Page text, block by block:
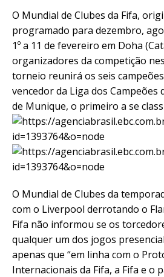
O Mundial de Clubes da Fifa,
programado para dezembro,
1º a 11 de fevereiro em Doha
organizadores da competição
torneio reunirá os seis
vencedor da Liga dos Campeões
de Munique, o primeiro a se
O Mundial de Clubes da
com o Liverpool derrotando o
Fifa não informou se os
qualquer um dos jogos
apenas que “em linha com o
Internacionais da Fifa, a Fifa e o